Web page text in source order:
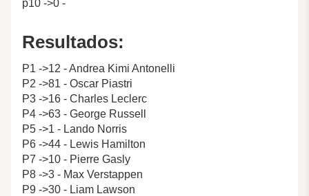
p10 ->0 -
Resultados:
P1 ->12 - Andrea Kimi Antonelli
P2 ->81 - Oscar Piastri
P3 ->16 - Charles Leclerc
P4 ->63 - George Russell
P5 ->1 - Lando Norris
P6 ->44 - Lewis Hamilton
P7 ->10 - Pierre Gasly
P8 ->3 - Max Verstappen
P9 ->30 - Liam Lawson